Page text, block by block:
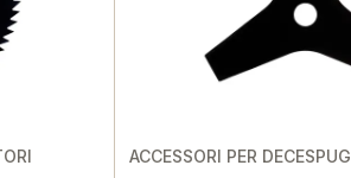
ACCESSORI PER